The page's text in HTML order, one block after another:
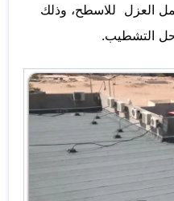
العزل للاسطح، وذلك
التشطيب.